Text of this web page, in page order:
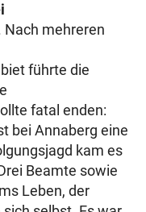
Nach mehreren
führte die
fatal enden:
bei Annaberg eine
kam es
Beamte sowie
Leben, der